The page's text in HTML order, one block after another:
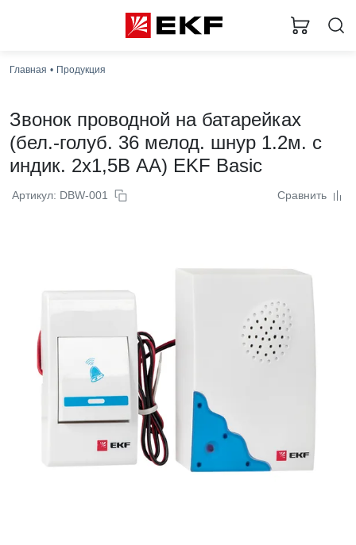
Главная Продукция
Звонок проводной на батарейках
(бел.-голуб. 36 мелод. шнур 1.2м. с
индик. 2x1,5В АА) EKF Basic
Артикул: DBW-001 Сравнить